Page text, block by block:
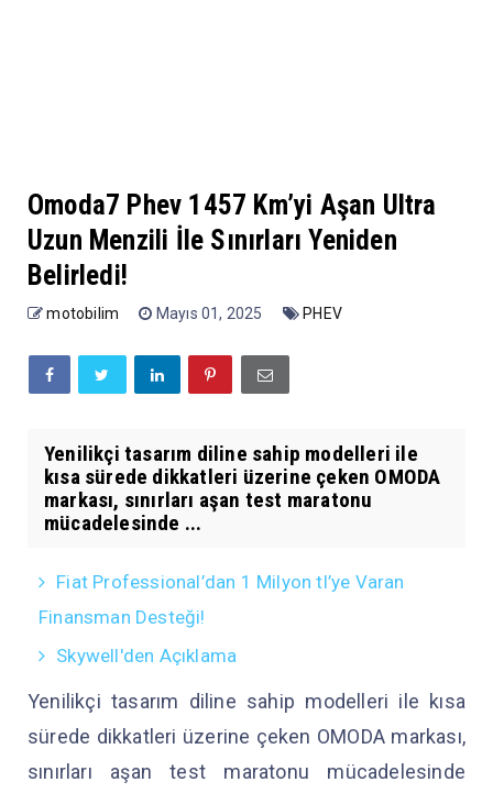
Omoda7 Phev 1457 Km’yi Aşan Ultra
Uzun Menzili İle Sınırları Yeniden
Belirledi!
motobilim Mayıs 01, 2025 PHEV
Yenilikçi tasarım diline sahip modelleri ile
kısa sürede dikkatleri üzerine çeken OMODA
markası, sınırları aşan test maratonu
mücadelesinde ...
Fiat Professional’dan 1 Milyon tl’ye Varan
Finansman Desteği!
Skywell'den Açıklama
Yenilikçi tasarım diline sahip modelleri ile kısa
sürede dikkatleri üzerine çeken OMODA markası,
sınırları aşan test maratonu mücadelesinde